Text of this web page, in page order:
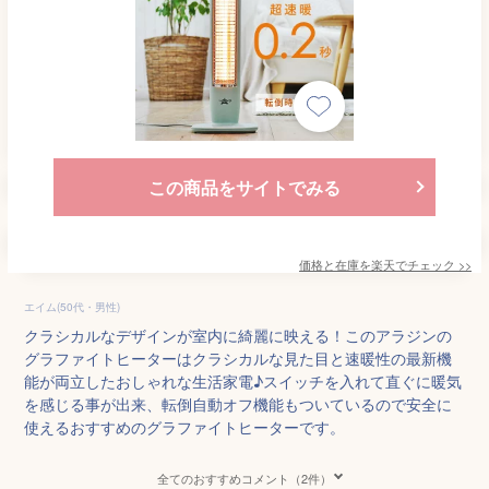
この商品をサイトでみる
価格と在庫を楽天でチェック >>
エイム(50代・男性)
クラシカルなデザインが室内に綺麗に映える！このアラジンの
グラファイトヒーターはクラシカルな見た目と速暖性の最新機
能が両立したおしゃれな生活家電♪スイッチを入れて直ぐに暖気
を感じる事が出来、転倒自動オフ機能もついているので安全に
使えるおすすめのグラファイトヒーターです。
全てのおすすめコメント（2件）